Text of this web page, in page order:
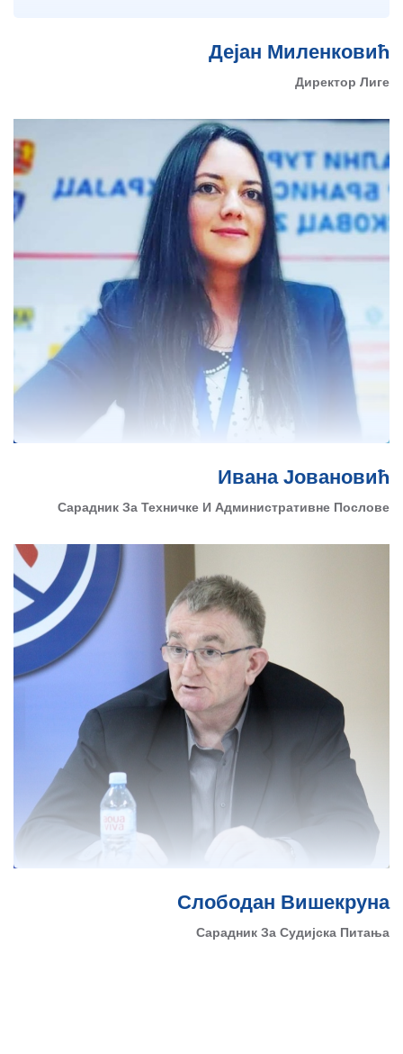
Дејан Миленковић
Директор Лиге
Ивана Јовановић
Сарадник За Техничке И Административне Послове
Слободан Вишекруна
Сарадник За Судијска Питања